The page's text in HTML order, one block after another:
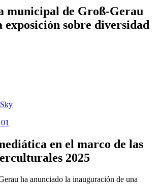
municipal de Groß-Gerau
exposición sobre diversidad
en el marco de las
2025
ha anunciado la inauguración de una